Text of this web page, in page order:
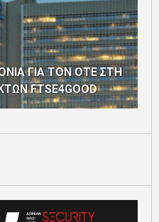
ΓΙΑ ΤΟΝ ΟΤΕ ΣΤΗ
FTSE4GOOD